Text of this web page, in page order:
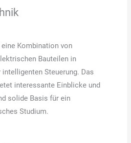
Kombination von
Bauteilen in
Steuerung. Das
interessante Einblicke und
solide Basis für ein
Studium.